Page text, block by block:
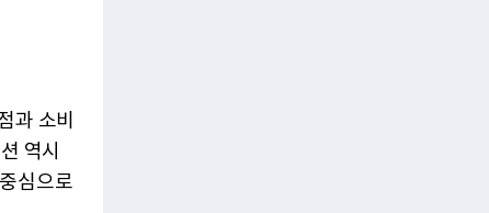
과 소비
역시
심으로